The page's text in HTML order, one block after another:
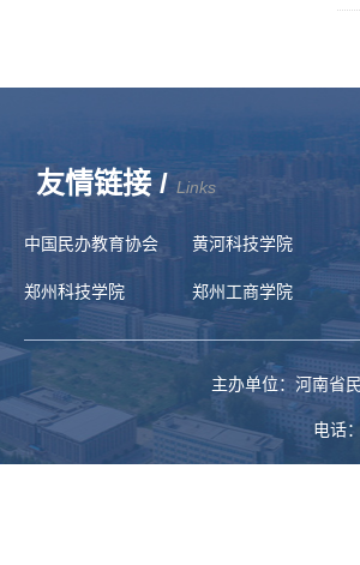
友情链接 /Links
中国民办教育协会 黄河科技学院
郑州科技学院 郑州工商学院
主办单位：河南省
电话